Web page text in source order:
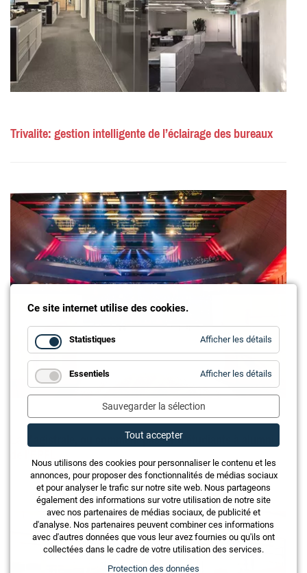
Trivalite: gestion intelligente de l’éclairage des bureaux
La Magistrale, ou comment passer d'étudiants à alumni
de l'EPFL
Ce site internet utilise des cookies.
Statistiques Afficher les détails
Essentiels Afficher les détails
Sauvegarder la sélection
Tout accepter
Nous utilisons des cookies pour personnaliser le contenu et les
annonces, pour proposer des fonctionnalités de médias sociaux
et pour analyser le trafic sur notre site web. Nous partageons
également des informations sur votre utilisation de notre site
avec nos partenaires de médias sociaux, de publicité et
d'analyse. Nos partenaires peuvent combiner ces informations
avec d'autres données que vous leur avez fournies ou qu'ils ont
collectées dans le cadre de votre utilisation des services.
Protection des données